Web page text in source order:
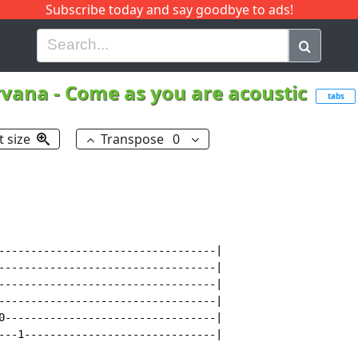
Subscribe today and say goodbye to ads!
H I J Q
- Come as you are acoustic tabs
size Transpose 0
|
|
|
|
|
1------------------------------|